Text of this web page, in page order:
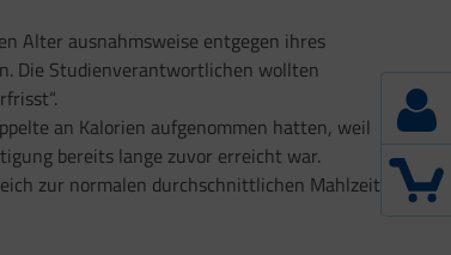
Alter ausnahmsweise entgegen ihres
Die Studienverantwortlichen wollten
an Kalorien aufgenommen hatten, weil
bereits lange zuvor erreicht war.
zur normalen durchschnittlichen Mahlzeit